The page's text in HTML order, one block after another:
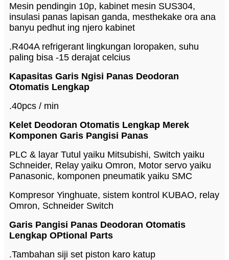
Mesin pendingin 10p, kabinet mesin SUS304,
insulasi panas lapisan ganda, mesthekake ora ana
banyu pedhut ing njero kabinet
.R404A refrigerant lingkungan loropaken, suhu
paling bisa -15 derajat celcius
Kapasitas Garis Ngisi Panas Deodoran
Otomatis Lengkap
.40pcs / min
Kelet Deodoran Otomatis Lengkap Merek
Komponen Garis Pangisi Panas
PLC & layar Tutul yaiku Mitsubishi, Switch yaiku
Schneider, Relay yaiku Omron, Motor servo yaiku
Panasonic, komponen pneumatik yaiku SMC
Kompresor Yinghuate, sistem kontrol KUBAO, relay
Omron, Schneider Switch
Garis Pangisi Panas Deodoran Otomatis
Lengkap OPtional Parts
.Tambahan siji set piston karo katup